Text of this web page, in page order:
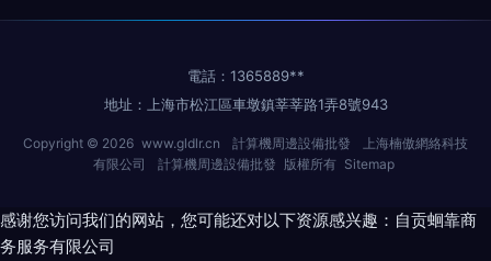
電話：1365889**
地址：上海市松江區車墩鎮莘莘路1弄8號943
Copyright © 2026 www.gldlr.cn 計算機周邊設備批發
上海楠傲網絡科技
有限公司
計算機周邊設備批發 版權所有 Sitemap
感谢您访问我们的网站，您可能还对以下资源感兴趣：自贡蛔靠商
务服务有限公司